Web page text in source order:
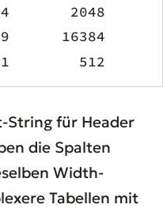
2048
16384
512
String für Header
die Spalten
Width-
Tabellen mit